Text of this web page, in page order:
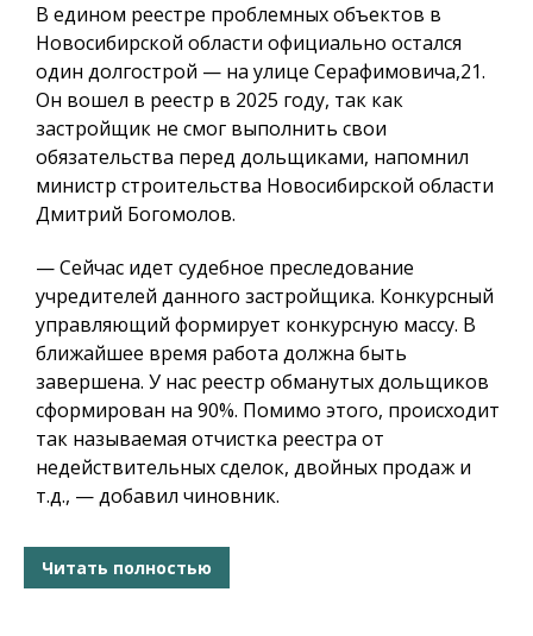
В едином реестре проблемных объектов в
Новосибирской области официально остался
один долгострой — на улице Серафимовича,21.
Он вошел в реестр в 2025 году, так как
застройщик не смог выполнить свои
обязательства перед дольщиками, напомнил
министр строительства Новосибирской области
Дмитрий Богомолов.
— Сейчас идет судебное преследование
учредителей данного застройщика. Конкурсный
управляющий формирует конкурсную массу. В
ближайшее время работа должна быть
завершена. У нас реестр обманутых дольщиков
сформирован на 90%. Помимо этого, происходит
так называемая отчистка реестра от
недействительных сделок, двойных продаж и
т.д., — добавил чиновник.
Читать полностью